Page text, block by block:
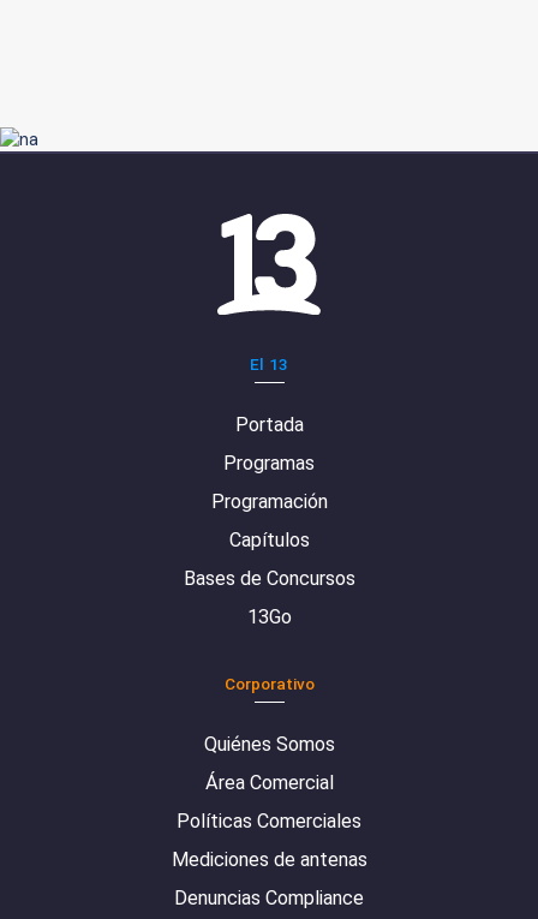
El 13
Portada
Programas
Programación
Capítulos
Bases de Concursos
13Go
Corporativo
Quiénes Somos
Área Comercial
Políticas Comerciales
Mediciones de antenas
Denuncias Compliance